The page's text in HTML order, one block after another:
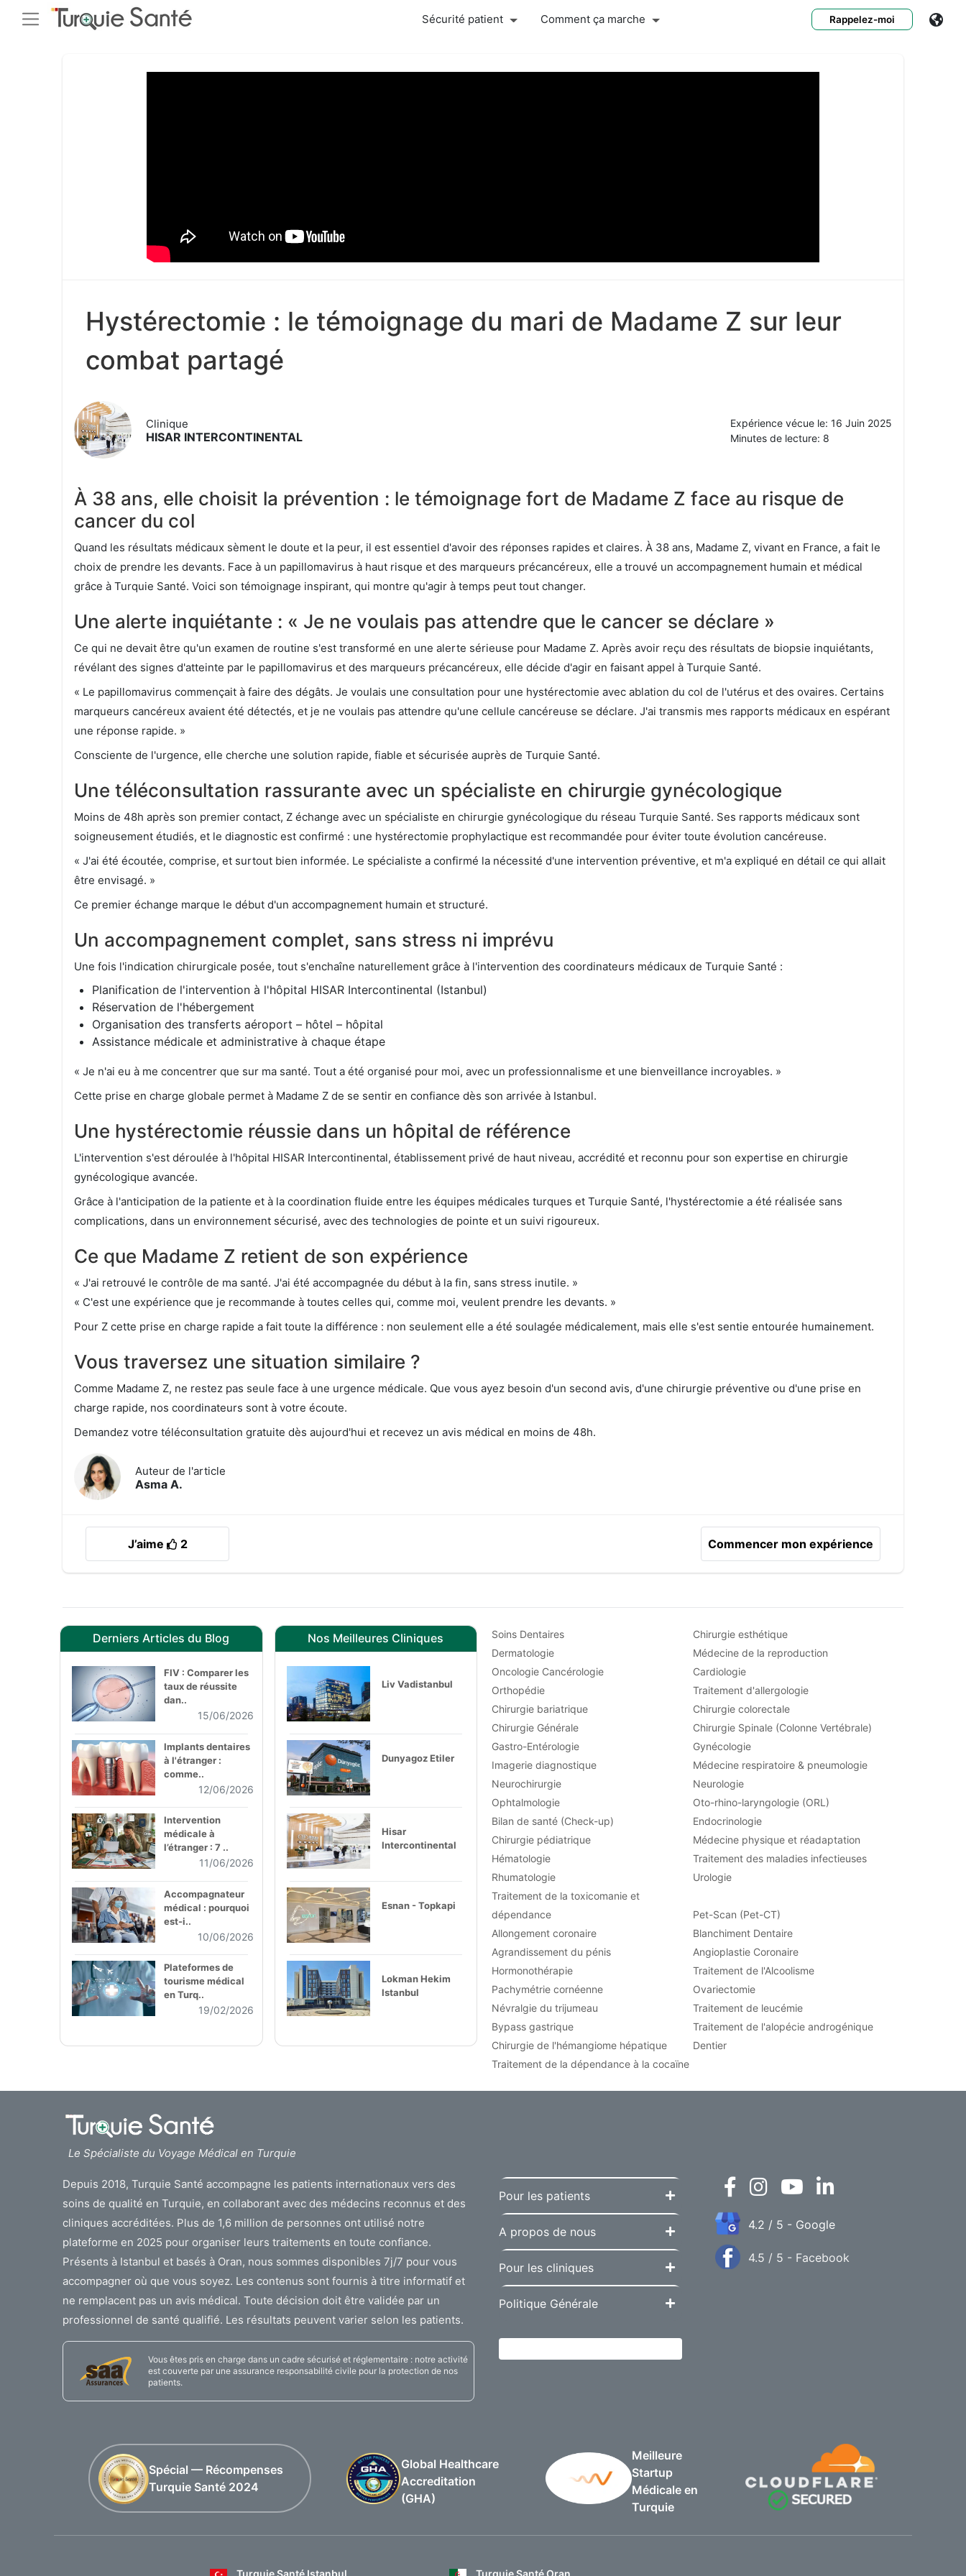
Sécurité patient Comment ça marche Rappelez-moi
Hystérectomie : le témoignage du mari de Madame Z sur leur
combat partagé
Clinique
HISAR INTERCONTINENTAL
Expérience vécue le: 16 Juin 2025
Minutes de lecture: 8
À 38 ans, elle choisit la prévention : le témoignage fort de Madame Z face au risque de
cancer du col
Quand les résultats médicaux sèment le doute et la peur, il est essentiel d'avoir des réponses rapides et claires. À 38 ans, Madame Z, vivant en France, a fait le
choix de prendre les devants. Face à un papillomavirus à haut risque et des marqueurs précancéreux, elle a trouvé un accompagnement humain et médical
grâce à Turquie Santé. Voici son témoignage inspirant, qui montre qu'agir à temps peut tout changer.
Une alerte inquiétante : « Je ne voulais pas attendre que le cancer se déclare »
Ce qui ne devait être qu'un examen de routine s'est transformé en une alerte sérieuse pour Madame Z. Après avoir reçu des résultats de biopsie inquiétants,
révélant des signes d'atteinte par le papillomavirus et des marqueurs précancéreux, elle décide d'agir en faisant appel à Turquie Santé.
« Le papillomavirus commençait à faire des dégâts. Je voulais une consultation pour une hystérectomie avec ablation du col de l'utérus et des ovaires. Certains
marqueurs cancéreux avaient été détectés, et je ne voulais pas attendre qu'une cellule cancéreuse se déclare. J'ai transmis mes rapports médicaux en espérant
une réponse rapide. »
Consciente de l'urgence, elle cherche une solution rapide, fiable et sécurisée auprès de Turquie Santé.
Une téléconsultation rassurante avec un spécialiste en chirurgie gynécologique
Moins de 48h après son premier contact, Z échange avec un spécialiste en chirurgie gynécologique du réseau Turquie Santé. Ses rapports médicaux sont
soigneusement étudiés, et le diagnostic est confirmé : une hystérectomie prophylactique est recommandée pour éviter toute évolution cancéreuse.
« J'ai été écoutée, comprise, et surtout bien informée. Le spécialiste a confirmé la nécessité d'une intervention préventive, et m'a expliqué en détail ce qui allait
être envisagé. »
Ce premier échange marque le début d'un accompagnement humain et structuré.
Un accompagnement complet, sans stress ni imprévu
Une fois l'indication chirurgicale posée, tout s'enchaîne naturellement grâce à l'intervention des coordinateurs médicaux de Turquie Santé :
Planification de l'intervention à l'hôpital HISAR Intercontinental (Istanbul)
Réservation de l'hébergement
Organisation des transferts aéroport – hôtel – hôpital
Assistance médicale et administrative à chaque étape
« Je n'ai eu à me concentrer que sur ma santé. Tout a été organisé pour moi, avec un professionnalisme et une bienveillance incroyables. »
Cette prise en charge globale permet à Madame Z de se sentir en confiance dès son arrivée à Istanbul.
Une hystérectomie réussie dans un hôpital de référence
L'intervention s'est déroulée à l'hôpital HISAR Intercontinental, établissement privé de haut niveau, accrédité et reconnu pour son expertise en chirurgie
gynécologique avancée.
Grâce à l'anticipation de la patiente et à la coordination fluide entre les équipes médicales turques et Turquie Santé, l'hystérectomie a été réalisée sans
complications, dans un environnement sécurisé, avec des technologies de pointe et un suivi rigoureux.
Ce que Madame Z retient de son expérience
« J'ai retrouvé le contrôle de ma santé. J'ai été accompagnée du début à la fin, sans stress inutile. »
« C'est une expérience que je recommande à toutes celles qui, comme moi, veulent prendre les devants. »
Pour Z cette prise en charge rapide a fait toute la différence : non seulement elle a été soulagée médicalement, mais elle s'est sentie entourée humainement.
Vous traversez une situation similaire ?
Comme Madame Z, ne restez pas seule face à une urgence médicale. Que vous ayez besoin d'un second avis, d'une chirurgie préventive ou d'une prise en
charge rapide, nos coordinateurs sont à votre écoute.
Demandez votre téléconsultation gratuite dès aujourd'hui et recevez un avis médical en moins de 48h.
Auteur de l'article
Asma A.
J’aime 2 Commencer mon expérience
Derniers Articles du Blog
FIV : Comparer les
taux de réussite
dan..
15/06/2026
Implants dentaires
à l'étranger :
comme..
12/06/2026
Intervention
médicale à
l’étranger : 7 ..
11/06/2026
Accompagnateur
médical : pourquoi
est-i..
10/06/2026
Plateformes de
tourisme médical
en Turq..
19/02/2026
Nos Meilleures Cliniques
Liv Vadistanbul
Dunyagoz Etiler
Hisar
Intercontinental
Esnan - Topkapi
Lokman Hekim
Istanbul
Soins Dentaires
Chirurgie esthétique
Dermatologie
Médecine de la reproduction
Oncologie Cancérologie
Cardiologie
Orthopédie
Traitement d'allergologie
Chirurgie bariatrique
Chirurgie colorectale
Chirurgie Générale
Chirurgie Spinale (Colonne Vertébrale)
Gastro-Entérologie
Gynécologie
Imagerie diagnostique
Médecine respiratoire & pneumologie
Neurochirurgie
Neurologie
Ophtalmologie
Oto-rhino-laryngologie (ORL)
Bilan de santé (Check-up)
Endocrinologie
Chirurgie pédiatrique
Médecine physique et réadaptation
Hématologie
Traitement des maladies infectieuses
Rhumatologie
Urologie
Traitement de la toxicomanie et
dépendance
Pet-Scan (Pet-CT)
Allongement coronaire
Blanchiment Dentaire
Agrandissement du pénis
Angioplastie Coronaire
Hormonothérapie
Traitement de l'Alcoolisme
Pachymétrie cornéenne
Ovariectomie
Névralgie du trijumeau
Traitement de leucémie
Bypass gastrique
Traitement de l'alopécie androgénique
Chirurgie de l'hémangiome hépatique
Dentier
Traitement de la dépendance à la cocaïne
Le Spécialiste du Voyage Médical en Turquie
Depuis 2018, Turquie Santé accompagne les patients internationaux vers des
soins de qualité en Turquie, en collaborant avec des médecins reconnus et des
cliniques accréditées. Plus de 1,6 million de personnes ont utilisé notre
plateforme en 2025 pour organiser leurs traitements en toute confiance.
Présents à Istanbul et basés à Oran, nous sommes disponibles 7j/7 pour vous
accompagner où que vous soyez. Les contenus sont fournis à titre informatif et
ne remplacent pas un avis médical. Toute décision doit être validée par un
professionnel de santé qualifié. Les résultats peuvent varier selon les patients.
Vous êtes pris en charge dans un cadre sécurisé et réglementaire : notre activité
est couverte par une assurance responsabilité civile pour la protection de nos
patients.
Pour les patients
A propos de nous
Pour les cliniques
Politique Générale
4.2 / 5 - Google
4.5 / 5 - Facebook
Spécial — Récompenses
Turquie Santé 2024
Global Healthcare
Accreditation
(GHA)
Meilleure
Startup
Médicale en
Turquie
Turquie Santé Istanbul Turquie Santé Oran